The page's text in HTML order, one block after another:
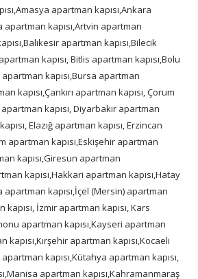
apartman kapısı,Ankara
apartman kapısı,Artvin apartman
apartman kapısı,Bilecik
kapısı, Bitlis apartman kapısı,Bolu
kapısı,Bursa apartman
kapısı,Çankırı apartman kapısı, Çorum
kapısı, Diyarbakır apartman
Elazığ apartman kapısı, Erzincan
apartman kapısı,Eskişehir apartman
kapısı,Giresun apartman
kapısı,Hakkari apartman kapısı,Hatay
apartman kapısı,İçel (Mersin) apartman
kapısı, İzmir apartman kapısı, Kars
apartman kapısı,Kayseri apartman
kapısı,Kırşehir apartman kapısı,Kocaeli
kapısı,Kütahya apartman kapısı,
apartman kapısı,Kahramanmaraş